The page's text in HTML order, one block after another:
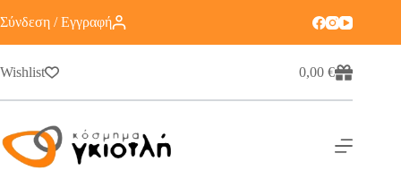
Σύνδεση / Εγγραφή
Wishlist 0,00€